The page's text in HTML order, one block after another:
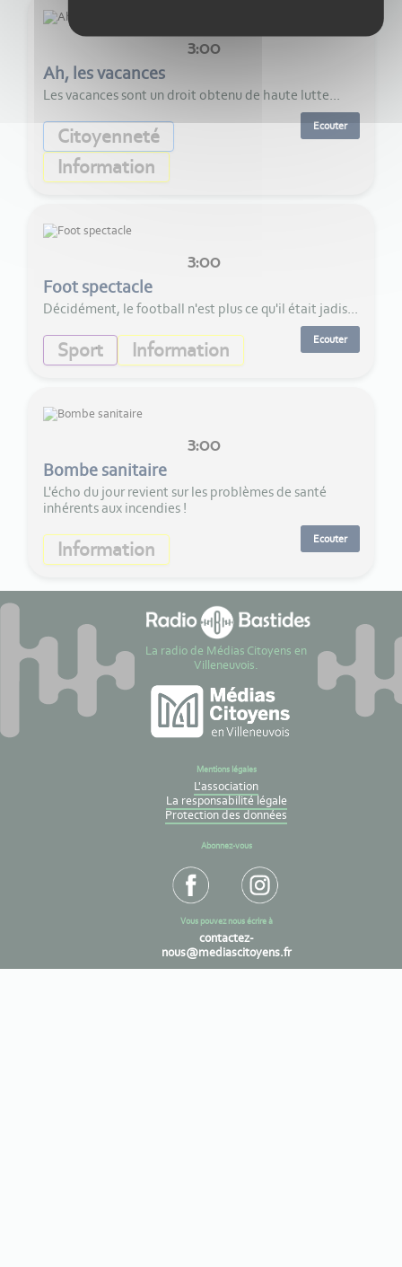
3:00
Ah, les vacances
Les vacances sont un droit obtenu de haute lutte...
Citoyenneté
Information
Ecouter
3:00
Foot spectacle
Décidément, le football n'est plus ce qu'il était jadis...
Sport Information Ecouter
3:00
Bombe sanitaire
L'écho du jour revient sur les problèmes de santé
inhérents aux incendies !
Information Ecouter
La radio de Médias Citoyens en
Villeneuvois.
Mentions légales
L'association
La responsabilité légale
Protection des données
Abonnez-vous
Vous pouvez nous écrire à
contactez-
nous@mediascitoyens.fr